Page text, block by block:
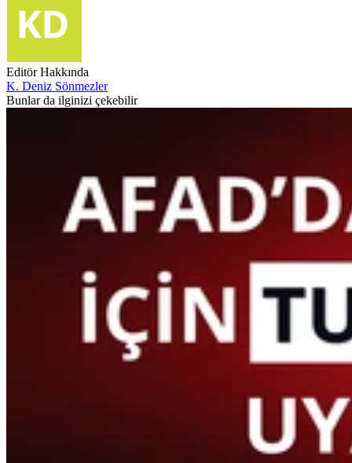
Editör Hakkında
K. Deniz Sönmezler
Bunlar da ilginizi çekebilir